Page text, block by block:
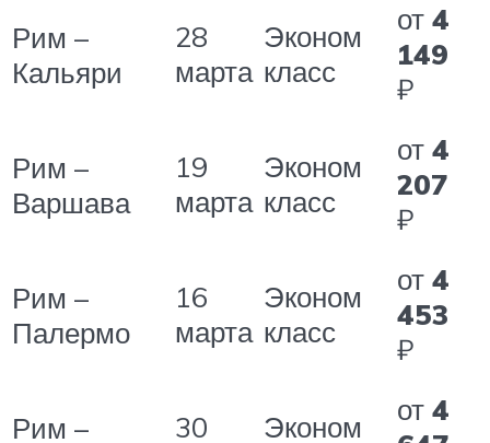
Рим –
Кальяри
28
марта
Эконом
класс
от 4
149
₽
Рим –
Варшава
19
марта
Эконом
класс
от 4
207
₽
Рим –
Палермо
16
марта
Эконом
класс
от 4
453
₽
Рим –
30
Эконом
от 4